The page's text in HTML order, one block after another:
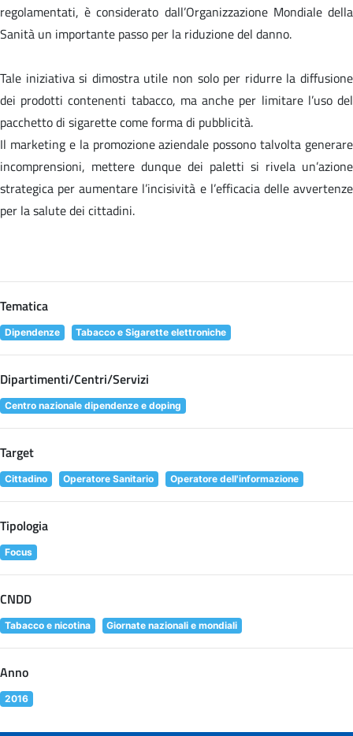
regolamentati, è considerato dall’Organizzazione Mondiale della
Sanità un importante passo per la riduzione del danno.
Tale iniziativa si dimostra utile non solo per ridurre la diffusione
dei prodotti contenenti tabacco, ma anche per limitare l’uso del
pacchetto di sigarette come forma di pubblicità.
Il marketing e la promozione aziendale possono talvolta generare
incomprensioni, mettere dunque dei paletti si rivela un’azione
strategica per aumentare l’incisività e l’efficacia delle avvertenze
per la salute dei cittadini.
Tematica
Dipendenze Tabacco e Sigarette elettroniche
Dipartimenti/Centri/Servizi
Centro nazionale dipendenze e doping
Target
Cittadino Operatore Sanitario Operatore dell'informazione
Tipologia
Focus
CNDD
Tabacco e nicotina Giornate nazionali e mondiali
Anno
2016